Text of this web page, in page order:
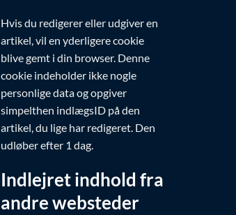
Hvis du redigerer eller udgiver en
artikel, vil en yderligere cookie
blive gemt i din browser. Denne
cookie indeholder ikke nogle
personlige data og opgiver
simpelthen indlægsID på den
artikel, du lige har redigeret. Den
udløber efter 1 dag.
Indlejret indhold fra
andre websteder